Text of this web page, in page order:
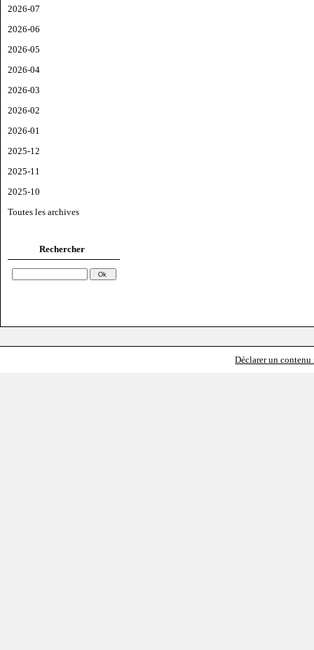
2026-07
2026-06
2026-05
2026-04
2026-03
2026-02
2026-01
2025-12
2025-11
2025-10
Toutes les archives
Rechercher
Déclarer un